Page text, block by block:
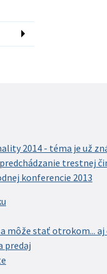
2014 - téma je už
trestnej
konferencie 2013
môže stať otrokom... aj
predaj